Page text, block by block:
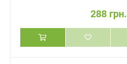
288 грн.